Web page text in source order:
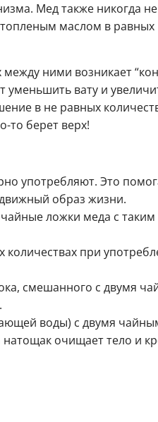
Мед также никогда не
маслом в равных
ними возникает
вату и
в не равных
то берет верх!
употребляют. Это
образ жизни.
ложки меда с
при
смешанного с двумя
воды) с двумя
очищает тело и